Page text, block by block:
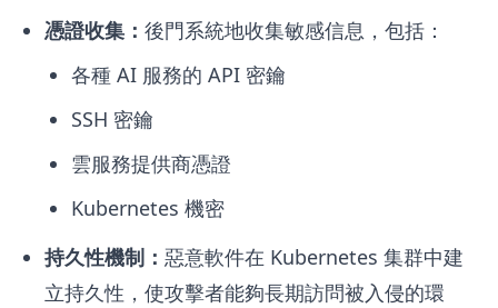
憑證收集： 後門系統地收集敏感信息，包括：
各種 AI 服務的 API 密鑰
SSH 密鑰
雲服務提供商憑證
Kubernetes 機密
持久性機制： 惡意軟件在 Kubernetes 集群中建
立持久性，使攻擊者能夠長期訪問被入侵的環